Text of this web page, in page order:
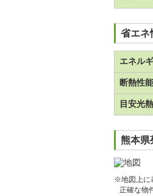
省エネ
エネル
断熱性能
目安光
熊本県
※地図上に
正確な物